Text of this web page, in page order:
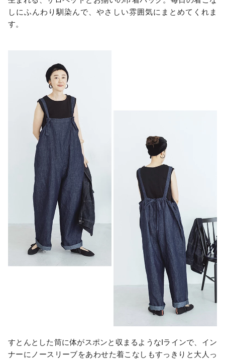
しにふんわり馴染んで、やさしい雰囲気にまとめてくれま
す。
すとんとした筒に体がスポンと収まるようなIラインで、イン
ナーにノースリーブをあわせた着こなしもすっきりと大人っ